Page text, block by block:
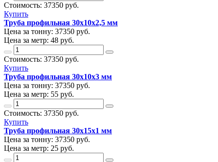
Стоимость: 37350 руб.
Купить
Труба профильная 30х10х2,5 мм
Цена за тонну: 37350 руб.
Цена за метр: 48 руб.
Стоимость: 37350 руб.
Купить
Труба профильная 30х10х3 мм
Цена за тонну: 37350 руб.
Цена за метр: 55 руб.
Стоимость: 37350 руб.
Купить
Труба профильная 30х15х1 мм
Цена за тонну: 37350 руб.
Цена за метр: 25 руб.